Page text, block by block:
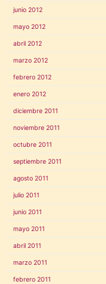
junio 2012
mayo 2012
abril 2012
marzo 2012
febrero 2012
enero 2012
diciembre 2011
noviembre 2011
octubre 2011
septiembre 2011
agosto 2011
julio 2011
junio 2011
mayo 2011
abril 2011
marzo 2011
febrero 2011